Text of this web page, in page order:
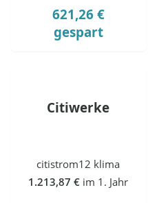
621,26 €
gespart
Citiwerke
citistrom12 klima
1.213,87 € im 1. Jahr